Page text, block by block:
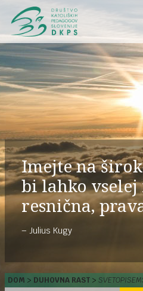
Imejte na
bi lahko
resnična,
Julius Kugy
DOM DUHOVNA RAST